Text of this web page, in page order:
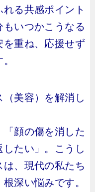
れる共感ポイント
いつかこうなる
を重ね、応援せず
（美容）を解消し
「顔の傷を消した
たい」。こうし
、現代の私たち
深い悩みです。